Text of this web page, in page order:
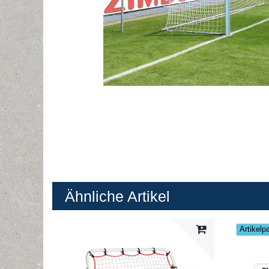
Ähnliche Artikel